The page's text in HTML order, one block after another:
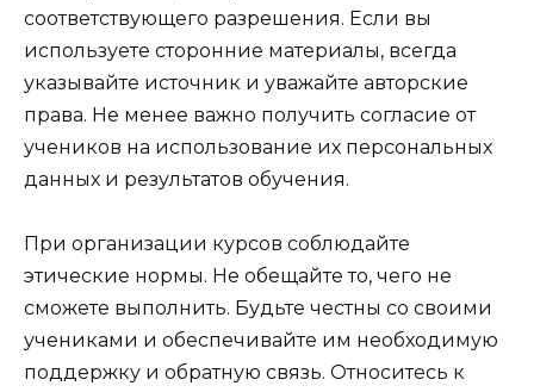
соответствующего разрешения. Если вы
используете сторонние материалы, всегда
указывайте источник и уважайте авторские
права. Не менее важно получить согласие от
учеников на использование их персональных
данных и результатов обучения.
При организации курсов соблюдайте
этические нормы. Не обещайте то, чего не
сможете выполнить. Будьте честны со своими
учениками и обеспечивайте им необходимую
поддержку и обратную связь. Относитесь к